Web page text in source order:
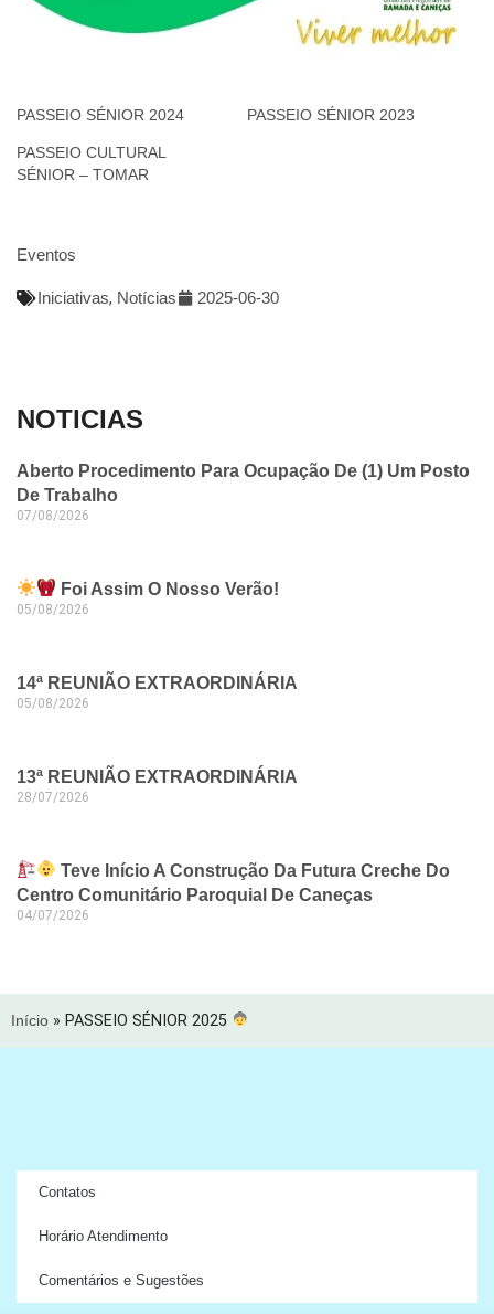
PASSEIO SÉNIOR 2024 PASSEIO SÉNIOR 2023
PASSEIO CULTURAL
SÉNIOR – TOMAR
Eventos
Iniciativas, Notícias 2025-06-30
NOTICIAS
Aberto Procedimento Para Ocupação De (1) Um Posto
De Trabalho
07/08/2026
Foi Assim O Nosso Verão!
05/08/2026
14ª REUNIÃO EXTRAORDINÁRIA
05/08/2026
13ª REUNIÃO EXTRAORDINÁRIA
28/07/2026
Teve Início A Construção Da Futura Creche Do
Centro Comunitário Paroquial De Caneças
04/07/2026
Início » PASSEIO SÉNIOR 2025
Contatos
Horário Atendimento
Comentários e Sugestões